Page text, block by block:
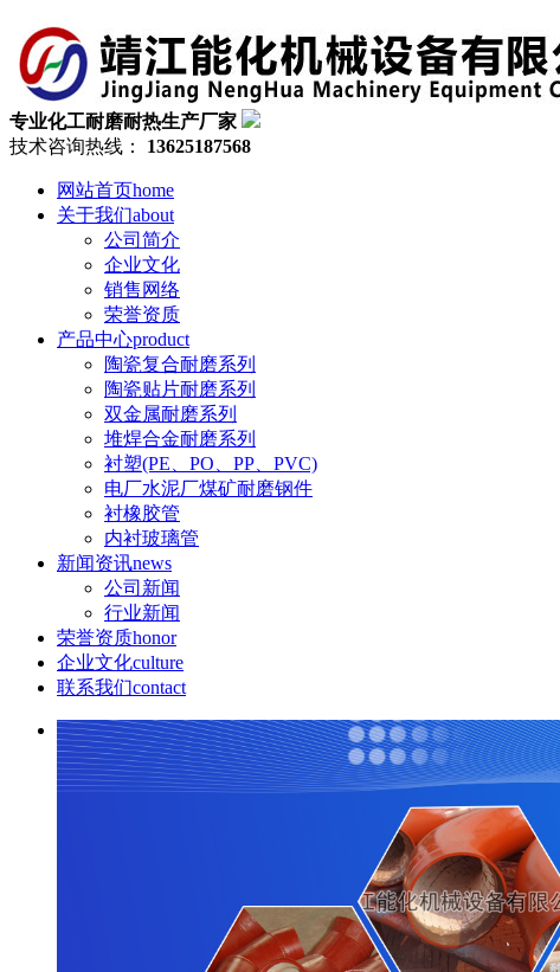
专业化工耐磨耐热生产厂家
技术咨询热线：
13625187568
网站首页home
关于我们about
公司简介
企业文化
销售网络
荣誉资质
产品中心product
陶瓷复合耐磨系列
陶瓷贴片耐磨系列
双金属耐磨系列
堆焊合金耐磨系列
衬塑(PE、PO、PP、PVC)
电厂水泥厂煤矿耐磨钢件
衬橡胶管
内衬玻璃管
新闻资讯news
公司新闻
行业新闻
荣誉资质honor
企业文化culture
联系我们contact